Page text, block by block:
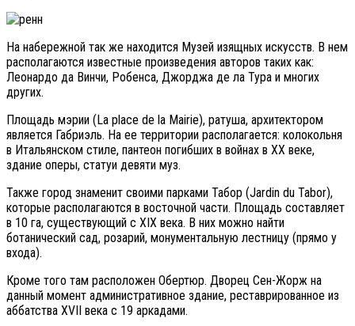
На набережной так же находится Музей изящных искусств. В нем
располагаются известные произведения авторов таких как:
Леонардо да Винчи, Робенса, Джорджа де ла Тура и многих
других.
Площадь мэрии (La place de la Mairie), ратуша, архитектором
является Габриэль. На ее территории располагается: колокольня
в Итальянском стиле, пантеон погибших в войнах в XX веке,
здание оперы, статуи девяти муз.
Также город знаменит своими парками Табор (Jardin du Tabor),
которые располагаются в восточной части. Площадь составляет
в 10 га, существующий с XIX века. В них можно найти
ботанический сад, розарий, монументальную лестницу (прямо у
входа).
Кроме того там расположен Обертюр. Дворец Сен-Жорж на
данный момент административное здание, реставрированное из
аббатства XVII века с 19 аркадами.